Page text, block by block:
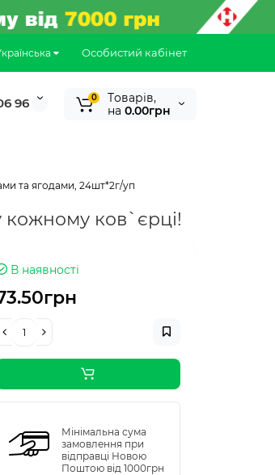
Особистий кабінет
96 0
Tоварів,
на 0.00грн
та ягодами, 24шт*2г/уп
кожному ков`єрці!
В наявності
Мінімальна сума
замовлення при
відправці Новою
Поштою від 1000грн